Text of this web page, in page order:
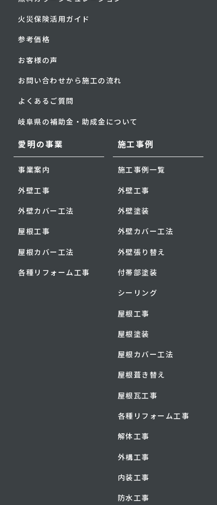
火災保険活用ガイド
参考価格
お客様の声
お問い合わせから施工の流れ
よくあるご質問
岐阜県の補助金・助成金について
愛明の事業
事業案内
外壁工事
外壁カバー工法
屋根工事
屋根カバー工法
各種リフォーム工事
施工事例
施工事例一覧
外壁工事
外壁塗装
外壁カバー工法
外壁張り替え
付帯部塗装
シーリング
屋根工事
屋根塗装
屋根カバー工法
屋根葺き替え
屋根瓦工事
各種リフォーム工事
解体工事
外構工事
内装工事
防水工事